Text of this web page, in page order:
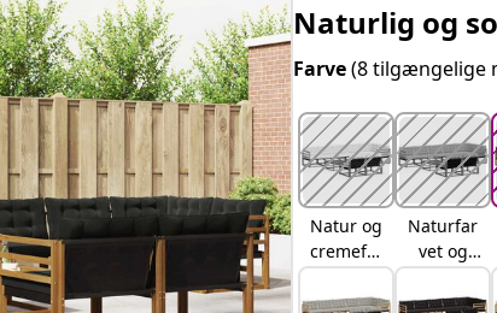
Naturlig og
Farve(8 tilgængelige
Natur og
cremefar
vet
Naturfar
vet og
lysegrå